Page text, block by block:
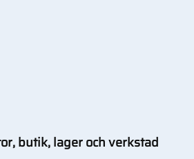
butik, lager och verkstad